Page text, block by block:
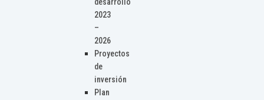
desarrollo
2023
–
2026
Proyectos
de
inversión
Plan